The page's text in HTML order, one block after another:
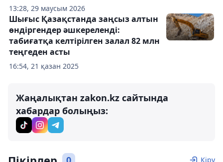
13:28, 29 маусым 2026
16:54, 21 қазан 2025
Шығыс Қазақстанда заңсыз алтын
өндіргендер әшкереленді:
табиғатқа келтірілген залал 82 млн
теңгеден асты
Жаңалықтан zakon.kz сайтында
хабардар болыңыз:
Кіру